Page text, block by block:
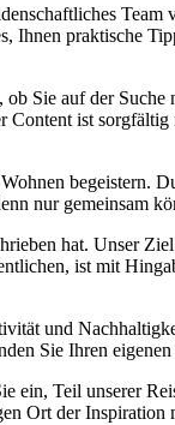
Team
praktische
Sie auf der
ist
begeistern.
nur gemeinsam
hat. Unser
ist mit
und
Sie Ihren
Teil unserer
Ort der Inspiration